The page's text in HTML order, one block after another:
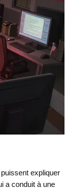
expliquer
a conduit à une